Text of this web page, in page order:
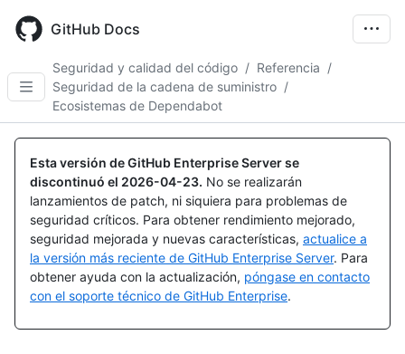
main
GitHub Docs
Seguridad y calidad del código / Referencia /
Seguridad de la cadena de suministro /
Ecosistemas de Dependabot
Esta versión de GitHub Enterprise Server se
discontinuó el 2026-04-23. No se realizarán
lanzamientos de patch, ni siquiera para problemas de
seguridad críticos. Para obtener rendimiento mejorado,
seguridad mejorada y nuevas características, actualice a
la versión más reciente de GitHub Enterprise Server. Para
obtener ayuda con la actualización, póngase en contacto
con el soporte técnico de GitHub Enterprise.